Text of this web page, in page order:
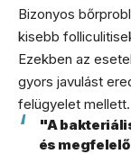
Bizonyos
kisebb
Ezekben az
gyors javulást
felügyelet mellett.
"A
és